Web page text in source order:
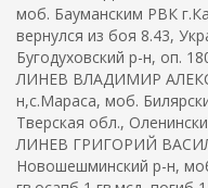
моб. Бауманским РВК
вернулся из боя 8.43,
Бугодуховский р-н, оп.
ЛИНЕВ ВЛАДИМИР
н,с.Мараса, моб.
Тверская обл.,
ЛИНЕВ ГРИГОРИЙ
Новошешминский р-н,